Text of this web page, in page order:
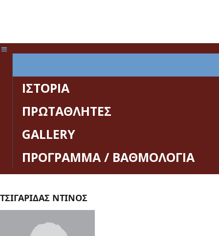
ΙΣΤΟΡΙΑ
ΠΡΩΤΑΘΛΗΤΕΣ
GALLERY
ΠΡΟΓΡΑΜΜΑ / ΒΑΘΜΟΛΟΓΙΑ
ΤΣΙΓΑΡΙΔΑΣ ΝΤΙΝΟΣ